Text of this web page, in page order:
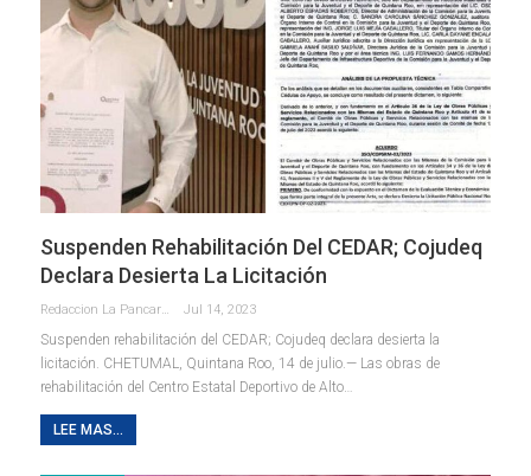
Suspenden Rehabilitación Del CEDAR; Cojudeq
Declara Desierta La Licitación
Jul 14, 2023
Suspenden rehabilitación del CEDAR; Cojudeq declara desierta la
licitación. CHETUMAL, Quintana Roo, 14 de julio.— Las obras de
rehabilitación del Centro Estatal Deportivo de Alto
LEE MAS...